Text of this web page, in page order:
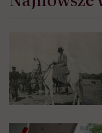
Inaczej nie ma
sposób, który
wieloma
jedynym
się ruszać, jakie
Wiadomo jednak,